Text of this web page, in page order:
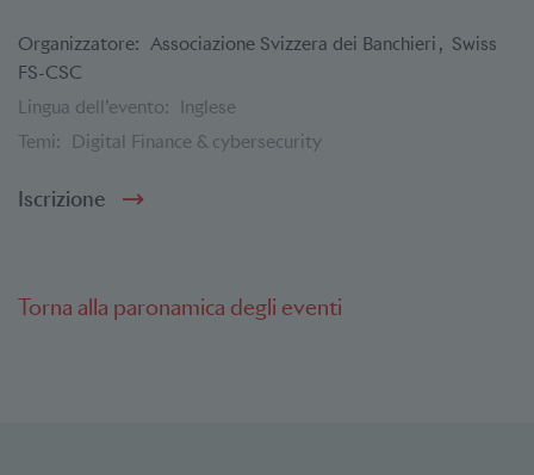
Organizzatore: Associazione Svizzera dei Banchieri
Swiss
FS-CSC
Lingua dell’evento:
Inglese
Temi:
Digital Finance & cybersecurity
Iscrizione
Torna alla paronamica degli eventi